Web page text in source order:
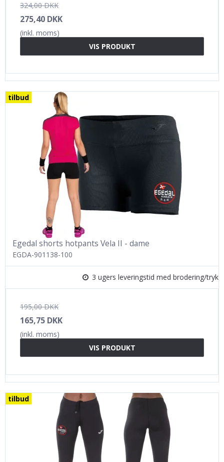
324,00 DKK
275,40 DKK
(inkl. moms)
VIS PRODUKT
tilbud
Egedal shorts hotpants Vela II - dame
EGDA-901138-100
3 ugers leveringstid med brodering/tryk
195,00 DKK
165,75 DKK
(inkl. moms)
VIS PRODUKT
tilbud